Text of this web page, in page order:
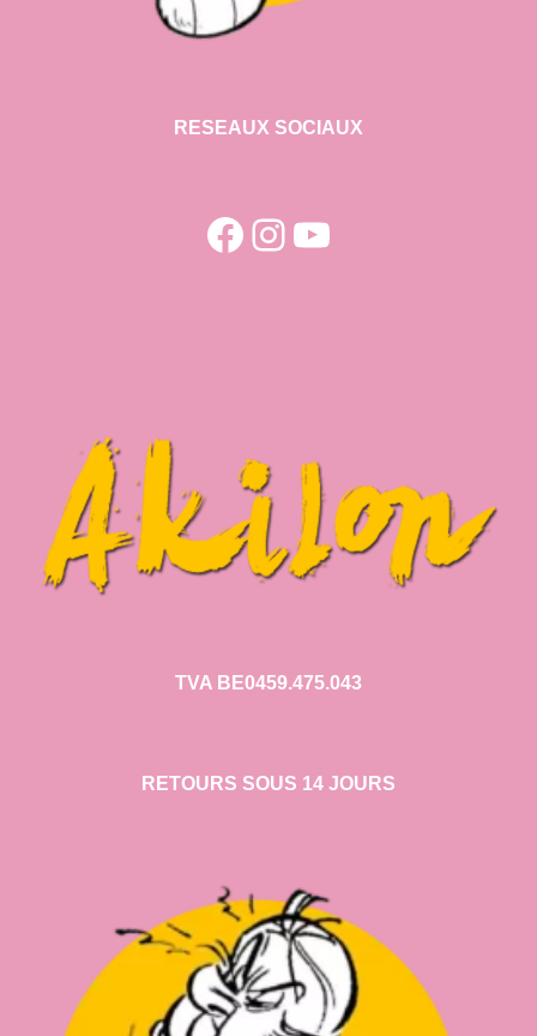
RESEAUX SOCIAUX
Facebook
Instagram
YouTube
TVA BE0459.475.043
RETOURS SOUS 14 JOURS